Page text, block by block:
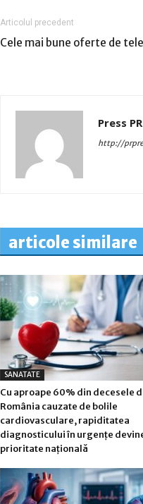
Articolul precedent
Cele mai bune oferte de
Press PR
http://
articole similare
SANATATE
Cu aproape 60% din decesele
România cauzate de bolile
cardiovasculare, rapiditatea
diagnosticului în urgențe
prioritate națională